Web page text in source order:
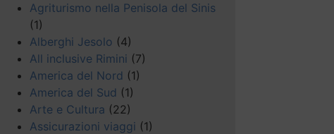
Agriturismo nella Penisola del Sinis
(1)
Alberghi Jesolo (4)
All inclusive Rimini (7)
America del Nord (1)
America del Sud (1)
Arte e Cultura (22)
Assicurazioni viaggi (1)